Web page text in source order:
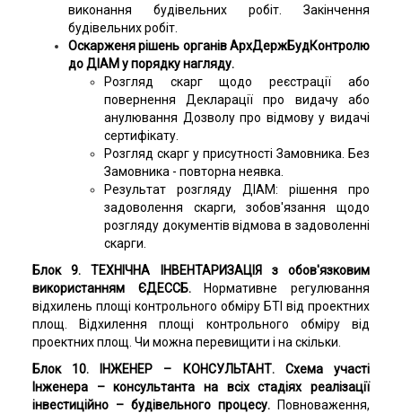
виконання будівельних робіт. Закінчення
будівельних робіт.
Оскарженя рішень органів АрхДержБудКонтролю
до ДІАМ у порядку нагляду.
Розгляд скарг щодо реєстрації або
повернення Декларації про видачу або
анулювання Дозволу про відмову у видачі
сертифікату.
Розгляд скарг у присутності Замовника. Без
Замовника - повторна неявка.
Результат розгляду ДІАМ: рішення про
задоволення скарги, зобов'язання щодо
розгляду документів відмова в задоволенні
скарги.
Блок 9.ТЕХНІЧНА ІНВЕНТАРИЗАЦІЯ з обов'язковим
використанням ЄДЕССБ.
Нормативне регулювання
відхилень площі контрольного обміру БТІ від проектних
площ. Відхилення площі контрольного обміру від
проектних площ. Чи можна перевищити і на скільки.
Блок 10. ІНЖЕНЕР – КОНСУЛЬТАНТ. Схема участі
Інженера – консультанта на всіх стадіях реалізації
інвестиційно – будівельного процесу. Повноваження,